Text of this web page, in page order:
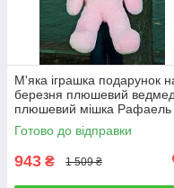
М'яка іграшка подарунок
березня плюшевий
плюшевий мішка Рафаель
100 см Рожевий
Готово до відправки
943 ₴ 1 509 ₴